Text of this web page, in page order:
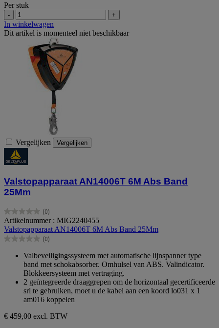
Per stuk
- +
In winkelwagen
Dit artikel is momenteel niet beschikbaar
Vergelijken Vergelijken
Valstopapparaat AN14006T 6M Abs Band
25Mm
(0)
0.0
van
de
5
Artikelnummer : MIG2240455
Valstopapparaat AN14006T 6M Abs Band 25Mm
(0)
0.0
sterren.
Valbeveiligingssysteem met automatische lijnspanner type
band met schokabsorber. Omhulsel van ABS. Valindicator.
Blokkeersysteem met vertraging.
2 geïntegreerde draaggrepen om de horizontaal gecertificeerde
srl te gebruiken, moet u de kabel aan een koord lo031 x 1
am016 koppelen
€ 459,00 excl. BTW